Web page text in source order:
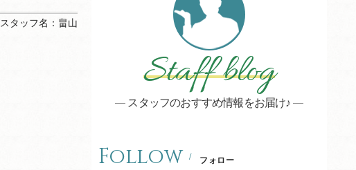
スタッフ名： 畠山
Staff blog
スタッフのおすすめ情報をお届け♪
Follow フォロー